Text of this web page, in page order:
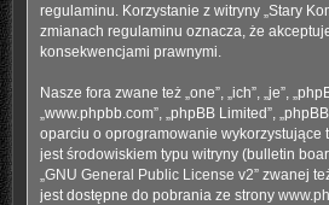
regulaminu. Korzystanie z witryny „Stary
zmianach regulaminu oznacza, że
konsekwencjami prawnymi.
Nasze fora zwane też „one”, „ich”, „je”,
„www.phpbb.com”, „phpBB Limited”,
oparciu o oprogramowanie wykorzystujące
jest środowiskiem typu witryny (bulletin
GNU General Public License v2” zwanej
jest dostępne do pobrania ze strony